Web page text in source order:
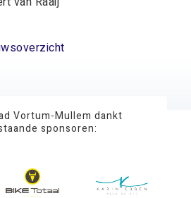
Vortum-Mullem dankt
sponsoren: